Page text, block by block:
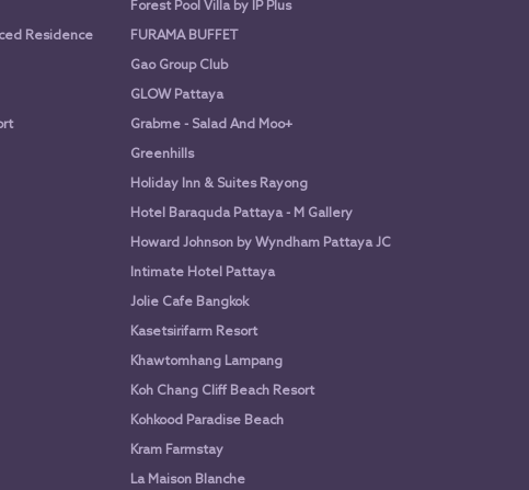
Forest Pool Villa by IP Plus
Residence
FURAMA BUFFET
Gao Group Club
GLOW Pattaya
Grabme - Salad And Moo+
Greenhills
Holiday Inn & Suites Rayong
Hotel Baraquda Pattaya - M Gallery
Howard Johnson by Wyndham Pattaya JC
Intimate Hotel Pattaya
Jolie Cafe Bangkok
Kasetsirifarm Resort
Khawtomhang Lampang
Koh Chang Cliff Beach Resort
Kohkood Paradise Beach
Kram Farmstay
La Maison Blanche